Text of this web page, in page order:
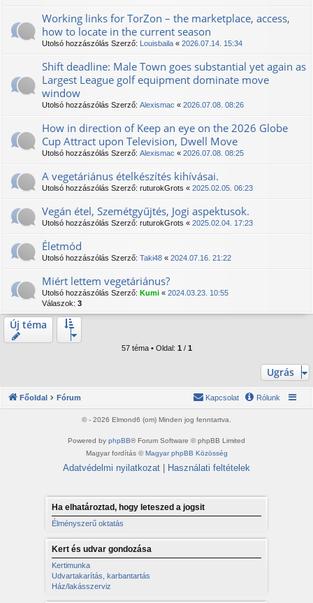
Working links for TorZon – the marketplace, access,
how to locate in the current season
Utolsó hozzászólás Szerző: Louisbaila « 2026.07.14. 15:34
Shift deadline: Male Town goes substantial yet again as
Largest League golf equipment dominate move
window
Utolsó hozzászólás Szerző: Alexismac « 2026.07.08. 08:26
How in direction of Keep an eye on the 2026 Globe
Cup Attract upon Television, Dwell Move
Utolsó hozzászólás Szerző: Alexismac « 2026.07.08. 08:25
A vegetáriánus ételkészítés kihívásai.
Utolsó hozzászólás Szerző: ruturokGrots « 2025.02.05. 06:23
Vegán étel, Szemétgyűjtés, Jogi aspektusok.
Utolsó hozzászólás Szerző: ruturokGrots « 2025.02.04. 17:23
Életmód
Utolsó hozzászólás Szerző: Taki48 « 2024.07.16. 21:22
Miért lettem vegetáriánus?
Utolsó hozzászólás Szerző: Kumi « 2024.03.23. 10:55
Válaszok: 3
Új téma
57 téma • Oldal: 1 / 1
Ugrás
Főoldal Fórum Rólunk
Kapcsolat
© - 2026 Elmond6 (om) Minden jog fenntartva.
Powered by phpBB® Forum Software © phpBB Limited
Magyar fordítás ©Magyar phpBB Közösség
Adatvédelmi nyilatkozat Használati feltételek
Ha elhatároztad, hogy leteszed a jogsit
Élményszerű oktatás
Kert és udvar gondozása
Kertimunka
Udvartakarítás, karbantartás
Ház/lakásszerviz